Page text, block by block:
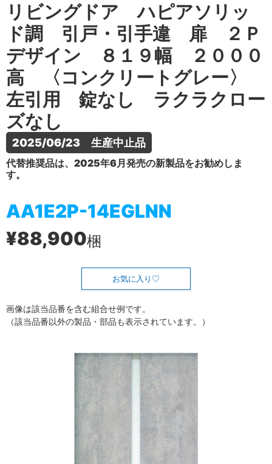
リビングドア ハピアソリッ
ド調 引戸・引手違 扉 ２Ｐ
デザイン ８１９幅 ２０００
高 〈コンクリートグレー〉
左引用 錠なし ラクラクロー
ズなし
2025/06/23　生産中止品
代替推奨品は、2025年6月発売の新製品をお勧めしま
す。
AA1E2P-14EGLNN
¥88,900梱
お気に入り
画像は該当品番を含む組合せ例です。
（該当品番以外の製品・部品も表示されています。）